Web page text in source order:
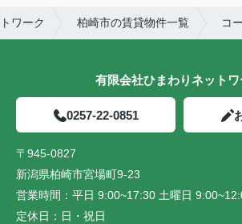
ワーク 柏崎市の賃貸物件一覧 コ
有限会社ひまわりネットワ
0257-22-0851
〒945-0827
新潟県柏崎市宮場町9-23
営業時間： 平日 9:00~17:30 土曜日
定休日： 日・祝日